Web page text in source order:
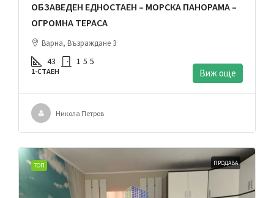
ОБЗАВЕДЕН ЕДНОСТАЕН – МОРСКА ПАНОРАМА –
ОГРОМНА ТЕРАСА
Варна, Възраждане 3
43 1 5 5
1-СТАЕН Виж още
Никола Петров
ТОП ПРОДАВА